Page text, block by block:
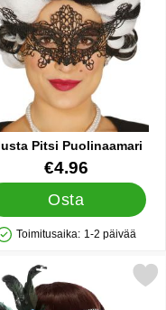
Pitsi Puolinaamari
84769
€4.96
Osta
Varastossa
Toimitusaika: 1-2 päivää
suosikiksi
venetsialainen Naamio